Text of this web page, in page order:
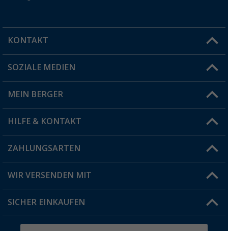
KONTAKT
Du hast eine Frage?
Filiale finden
SOZIALE MEDIEN
MEIN BERGER
Vorteilskarte
Blog
Jobs & Karriere
HILFE & KONTAKT
FAQ & Kontakt
Versandinformationen
Rücksendung
ZAHLUNGSARTEN
WIR VERSENDEN MIT
SICHER EINKAUFEN